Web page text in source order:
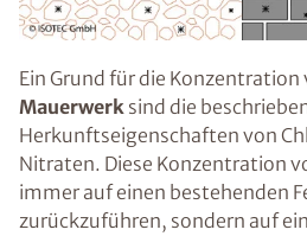
Ein Grund für die Konzentration
Mauerwerk sind die
Herkunftseigenschaften von
Nitraten. Diese Konzentration
immer auf einen bestehenden
zurückzuführen, sondern auf